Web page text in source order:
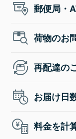
郵便局・
荷物のお
再配達の
お届け日
料金を計